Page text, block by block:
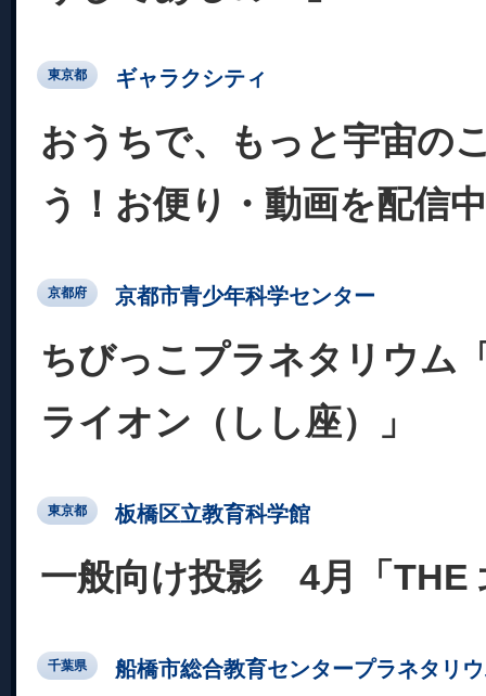
東京都 ギャラクシティ
おうちで、もっと宇宙の
う！お便り・動画を配信
京都府 京都市青少年科学センター
ちびっこプラネタリウム
ライオン（しし座）」
東京都 板橋区立教育科学館
一般向け投影 4月「THE
千葉県 船橋市総合教育センタープラネタリ